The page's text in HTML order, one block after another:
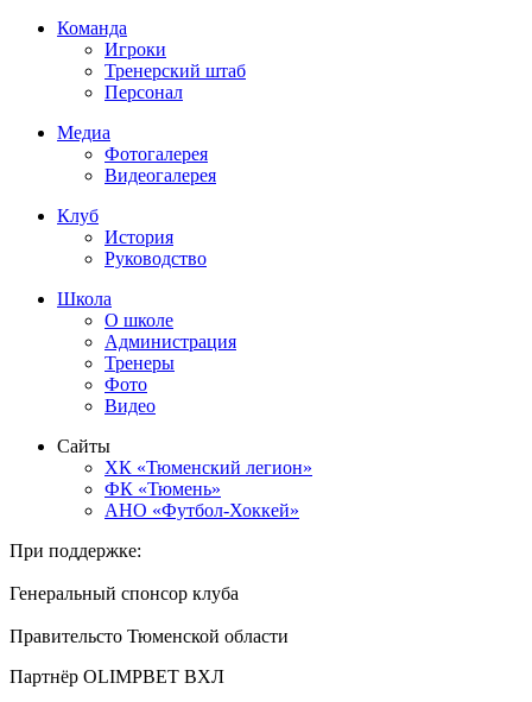
Команда
Игроки
Тренерский штаб
Персонал
Медиа
Фотогалерея
Видеогалерея
Клуб
История
Руководство
Школа
О школе
Администрация
Тренеры
Фото
Видео
Сайты
ХК «Тюменский легион»
ФК «Тюмень»
АНО «Футбол-Хоккей»
При поддержке:
Генеральный спонсор клуба
Правительсто Тюменской области
Партнёр OLIMPBET ВХЛ